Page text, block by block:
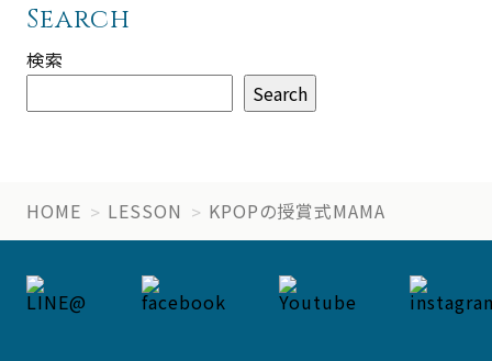
Search
検索
Search
HOME LESSON KPOPの授賞式MAMA